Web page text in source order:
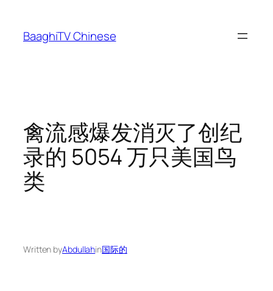
content
BaaghiTV Chinese
禽流感爆发消灭了创纪
录的 5054 万只美国鸟
类
Written byAbdullahin国际的